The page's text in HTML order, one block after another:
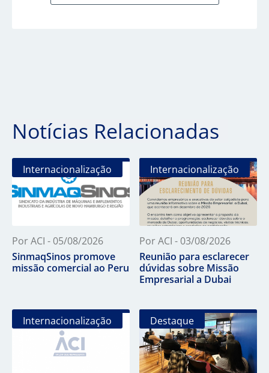
Notícias Relacionadas
Internacionalização
Por ACI - 05/08/2026
SinmaqSinos promove
missão comercial ao Peru
Internacionalização
Por ACI - 03/08/2026
Reunião para esclarecer
dúvidas sobre Missão
Empresarial a Dubai
Internacionalização Destaque